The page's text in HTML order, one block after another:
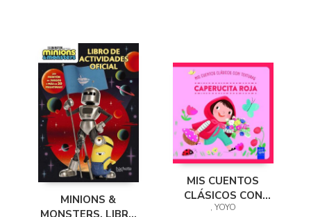
MINIONS &
MIS CUENTOS
CLÁSICOS CON
TEXTURAS.
, YOYO